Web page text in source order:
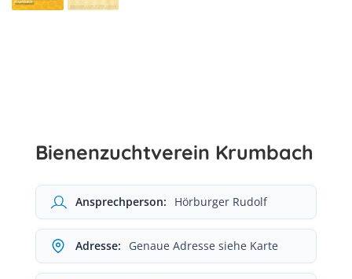
Bienenzuchtverein Krumbach
Ansprechperson: Hörburger Rudolf
Adresse: Genaue Adresse siehe Karte